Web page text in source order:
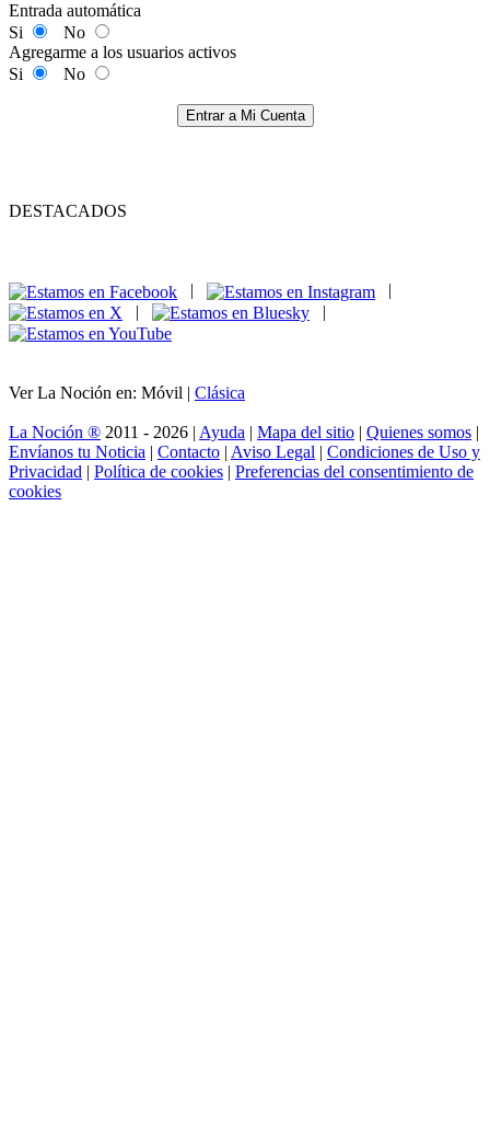
Entrada automática
Si
No
Agregarme a los usuarios activos
Si
No
Entrar a Mi Cuenta
DESTACADOS
|
|
Ver La Noción en: Móvil | Clásica
La Noción ® 2011 - 2026 | Ayuda | Mapa del sitio | Quienes somos |
Envíanos tu Noticia | Contacto | Aviso Legal | Condiciones de Uso y
Privacidad | Política de cookies | Preferencias del consentimiento de
cookies